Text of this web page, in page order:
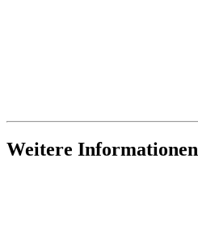
Weitere Informationen